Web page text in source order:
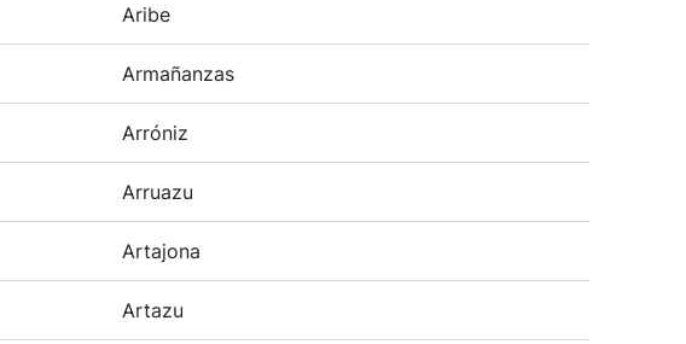
Aribe
Armañanzas
Arróniz
Arruazu
Artajona
Artazu